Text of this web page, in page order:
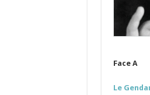
Face A
Le